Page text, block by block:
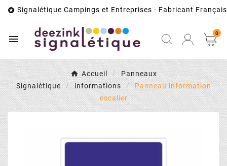
 Signalétique Campings et Entreprises - Fabricant Français
 0
Accueil
Panneaux
Signalétique
informations
Panneau information
escalier